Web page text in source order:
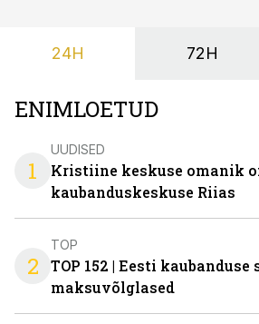
24H 72H
ENIMLOETUD
1
UUDISED
Kristiine keskuse omanik
kaubanduskeskuse Riias
2
TOP
TOP 152 | Eesti kaubanduse
maksuvõlglased